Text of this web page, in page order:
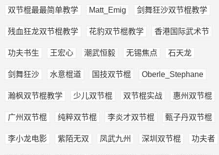
双节棍最最简单教学 Matt_Emig 剑舞狂沙双节棍教学
残血狂龙双节棍教学 花豹双节棍教学 香港国际武术节
功夫书生 王宏心 潮武恒毅 无锡焦点 石天龙
剑舞狂沙 水意棍道 国技双节棍 Oberle_Stephane
瀚枫双节棍教学 少儿双节棍 双节棍实战 惠州双节棍
广州双节棍 纯粹双节棍 李炎才双节棍 甄子丹双节棍
李小龙电影 紫陌无双 凤武九州 深圳双节棍 功夫者